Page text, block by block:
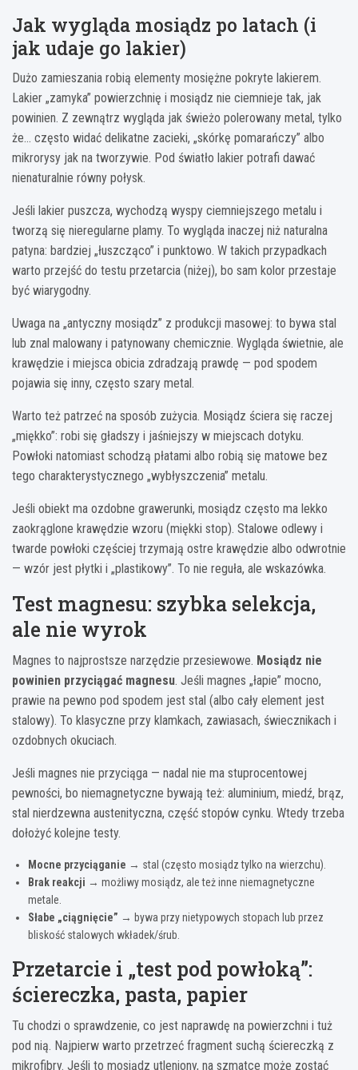
Jak wygląda mosiądz po latach (i
jak udaje go lakier)
Dużo zamieszania robią elementy mosiężne pokryte lakierem.
Lakier „zamyka” powierzchnię i mosiądz nie ciemnieje tak, jak
powinien. Z zewnątrz wygląda jak świeżo polerowany metal, tylko
że… często widać delikatne zacieki, „skórkę pomarańczy” albo
mikrorysy jak na tworzywie. Pod światło lakier potrafi dawać
nienaturalnie równy połysk.
Jeśli lakier puszcza, wychodzą wyspy ciemniejszego metalu i
tworzą się nieregularne plamy. To wygląda inaczej niż naturalna
patyna: bardziej „łuszcząco” i punktowo. W takich przypadkach
warto przejść do testu przetarcia (niżej), bo sam kolor przestaje
być wiarygodny.
Uwaga na „antyczny mosiądz” z produkcji masowej: to bywa stal
lub znal malowany i patynowany chemicznie. Wygląda świetnie, ale
krawędzie i miejsca obicia zdradzają prawdę — pod spodem
pojawia się inny, często szary metal.
Warto też patrzeć na sposób zużycia. Mosiądz ściera się raczej
„miękko”: robi się gładszy i jaśniejszy w miejscach dotyku.
Powłoki natomiast schodzą płatami albo robią się matowe bez
tego charakterystycznego „wybłyszczenia” metalu.
Jeśli obiekt ma ozdobne grawerunki, mosiądz często ma lekko
zaokrąglone krawędzie wzoru (miękki stop). Stalowe odlewy i
twarde powłoki częściej trzymają ostre krawędzie albo odwrotnie
— wzór jest płytki i „plastikowy”. To nie reguła, ale wskazówka.
Test magnesu: szybka selekcja,
ale nie wyrok
Magnes to najprostsze narzędzie przesiewowe. Mosiądz nie
powinien przyciągać magnesu. Jeśli magnes „łapie” mocno,
prawie na pewno pod spodem jest stal (albo cały element jest
stalowy). To klasyczne przy klamkach, zawiasach, świecznikach i
ozdobnych okuciach.
Jeśli magnes nie przyciąga — nadal nie ma stuprocentowej
pewności, bo niemagnetyczne bywają też: aluminium, miedź, brąz,
stal nierdzewna austenityczna, część stopów cynku. Wtedy trzeba
dołożyć kolejne testy.
Mocne przyciąganie → stal (często mosiądz tylko na wierzchu).
Brak reakcji → możliwy mosiądz, ale też inne niemagnetyczne
metale.
Słabe „ciągnięcie” → bywa przy nietypowych stopach lub przez
bliskość stalowych wkładek/śrub.
Przetarcie i „test pod powłoką”:
ściereczka, pasta, papier
Tu chodzi o sprawdzenie, co jest naprawdę na powierzchni i tuż
pod nią. Najpierw warto przetrzeć fragment suchą ściereczką z
mikrofibry. Jeśli to mosiądz utleniony, na szmatce może zostać